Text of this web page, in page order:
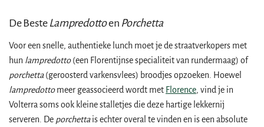
De Beste Lampredottoen Porchetta
Voor een snelle, authentieke lunch moet je de straatverkopers met
hun lampredotto(een Florentijnse specialiteit van rundermaag) of
porchetta(geroosterd varkensvlees) broodjes opzoeken. Hoewel
lampredottomeer geassocieerd wordt met Florence, vind je in
Volterra soms ook kleine stalletjes die deze hartige lekkernij
serveren. De porchettais echter overal te vinden en is een absolute